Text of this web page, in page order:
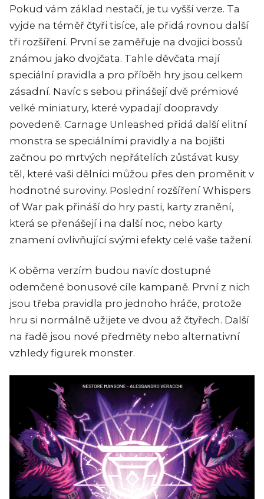
Pokud vám základ nestačí, je tu vyšší verze. Ta
vyjde na téměř čtyři tisíce, ale přidá rovnou další
tři rozšíření. První se zaměřuje na dvojici bossů
známou jako dvojčata. Tahle děvčata mají
speciální pravidla a pro příběh hry jsou celkem
zásadní. Navíc s sebou přinášejí dvě prémiové
velké miniatury, které vypadají doopravdy
povedeně. Carnage Unleashed přidá další elitní
monstra se speciálními pravidly a na bojišti
začnou po mrtvých nepřátelích zůstávat kusy
těl, které vaši dělníci můžou přes den proměnit v
hodnotné suroviny. Poslední rozšíření Whispers
of War pak přináší do hry pasti, karty zranění,
která se přenášejí i na další noc, nebo karty
znamení ovlivňující svými efekty celé vaše tažení.
K oběma verzím budou navíc dostupné
odemčené bonusové cíle kampaně. První z nich
jsou třeba pravidla pro jednoho hráče, protože
hru si normálně užijete ve dvou až čtyřech. Další
na řadě jsou nové předměty nebo alternativní
vzhledy figurek monster.